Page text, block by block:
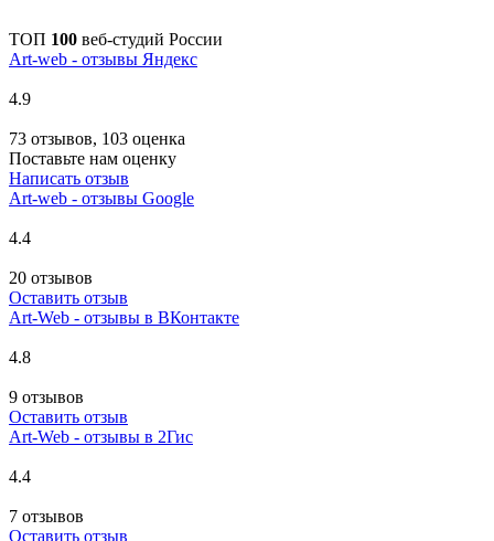
ТОП 100 веб-студий России
Art-web - отзывы Яндекс
4.9
73 отзывов, 103 оценка
Поставьте нам оценку
Написать отзыв
Art-web - отзывы Google
4.4
20 отзывов
Оставить отзыв
Art-Web - отзывы в ВКонтакте
4.8
9 отзывов
Оставить отзыв
Art-Web - отзывы в 2Гис
4.4
7 отзывов
Оставить отзыв